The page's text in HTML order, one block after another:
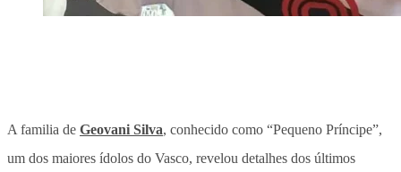
A familia de Geovani Silva, conhecido como “Pequeno Príncipe”,
um dos maiores ídolos do Vasco, revelou detalhes dos últimos